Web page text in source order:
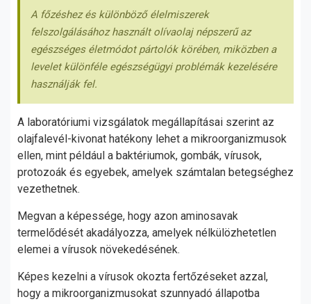
A főzéshez és különböző élelmiszerek
felszolgálásához használt olívaolaj népszerű az
egészséges életmódot pártolók körében, miközben a
levelet különféle egészségügyi problémák kezelésére
használják fel.
A laboratóriumi vizsgálatok megállapításai szerint az
olajfalevél-kivonat hatékony lehet a mikroorganizmusok
ellen, mint például a baktériumok, gombák, vírusok,
protozoák és egyebek, amelyek számtalan betegséghez
vezethetnek.
Megvan a képessége, hogy azon aminosavak
termelődését akadályozza, amelyek nélkülözhetetlen
elemei a vírusok növekedésének.
Képes kezelni a vírusok okozta fertőzéseket azzal,
hogy a mikroorganizmusokat szunnyadó állapotba